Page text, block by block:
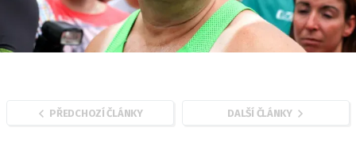
PŘEDCHOZÍ ČLÁNKY DALŠÍ ČLÁNKY